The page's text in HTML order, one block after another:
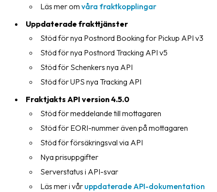
Läs mer om våra fraktkopplingar
Uppdaterade frakttjänster
Stöd för nya Postnord Booking for Pickup API v3
Stöd för nya Postnord Tracking API v5
Stöd för Schenkers nya API
Stöd för UPS nya Tracking API
Fraktjakts API version 4.5.0
Stöd för meddelande till mottagaren
Stöd för EORI-nummer även på mottagaren
Stöd för försäkringsval via API
Nya prisuppgifter
Serverstatus i API-svar
Läs mer i vår uppdaterade API-dokumentation